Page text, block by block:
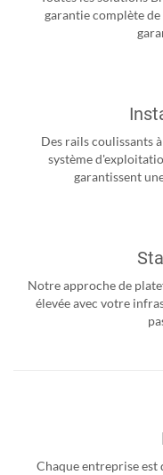
garantie complète de
Des rails coulissants
système
garantissent
Notre approche de
élevée avec votre
Chaque entreprise